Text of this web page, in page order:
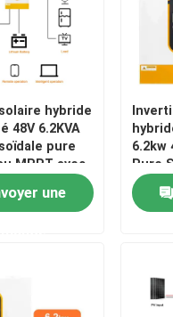
de fréquence de VFD
d'entraînement de
fréquence variable
recharge de
hybride solaire
hybride
48V 6.2KVA
pure
MPPT avec
à
une
6.2kw
Pure